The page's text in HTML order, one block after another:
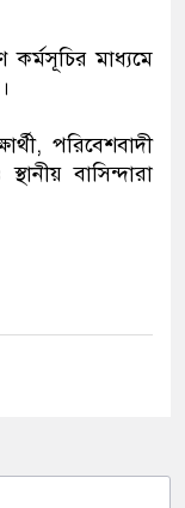
কর্মসূচির মাধ্যমে
পরিবেশবাদী
বাসিন্দারা